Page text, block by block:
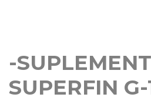
-
SUPERFIN G-